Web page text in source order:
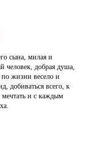
сына, милая и
человек, добрая душа,
по жизни весело и
добиваться всего, к
мечтать и с каждым